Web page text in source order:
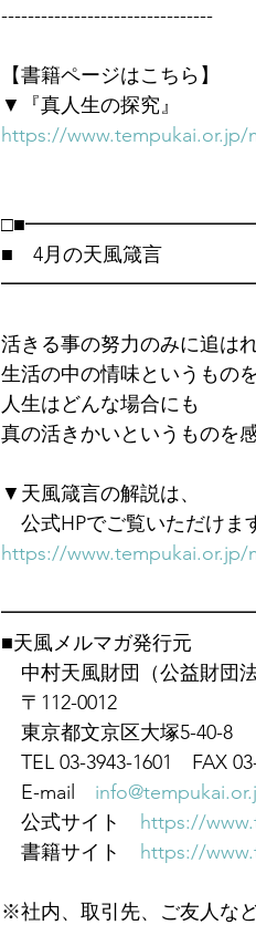
--------------------------------
【書籍ページはこちら】
▼『真人生の探究』
https://www.tempukai.or.jp/
■　4月の天風箴言
活きる事の努力のみに追は
生活の中の情味というもの
人生はどんな場合にも
真の活きかいというものを
▼天風箴言の解説は、
公式HPでご覧いただけま
https://www.tempukai.or.jp/
■天風メルマガ発行元
中村天風財団（公益財団法
〒112-0012
東京都文京区大塚5-40-8
TEL 03-3943-1601　FAX
E-mail
公式サイト https://
書籍サイト https://
※社内、取引先、ご友人な